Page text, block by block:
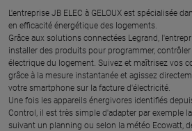
L'entreprise JB ELEC à GELOUX est spécialisée
en efficacité énergétique des logements.
Grâce aux solutions connectées Legrand,
installer des produits pour programmer,
électrique du logement. Suivez et maîtrisez vos
grâce à la mesure instantanée et agissez
votre smartphone sur la facture d'électricité.
Une fois les appareils énergivores identifiés
Control, il est très simple d'adapter par exemple
suivant un planning ou selon la météo Ecowatt,